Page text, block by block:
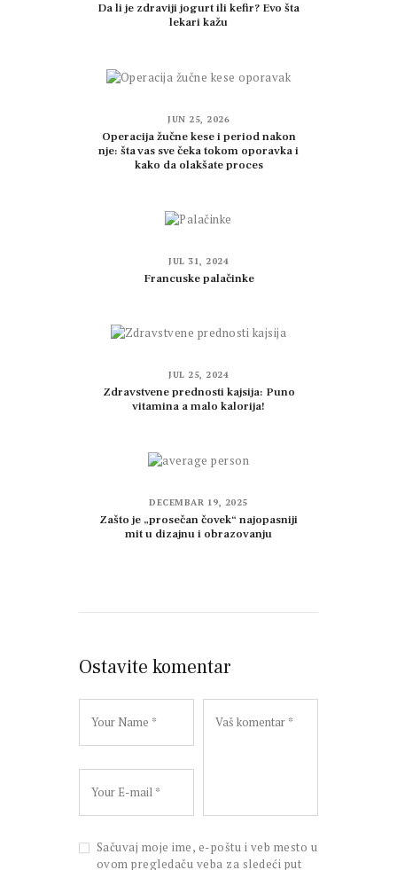
Da li je zdraviji jogurt ili kefir? Evo šta
lekari kažu
JUN 25, 2026
Operacija žučne kese i period nakon
nje: šta vas sve čeka tokom oporavka i
kako da olakšate proces
JUL 31, 2024
Francuske palačinke
JUL 25, 2024
Zdravstvene prednosti kajsija: Puno
vitamina a malo kalorija!
DECEMBAR 19, 2025
Zašto je „prosečan čovek“ najopasniji
mit u dizajnu i obrazovanju
Ostavite komentar
Sačuvaj moje ime, e-poštu i veb mesto u
ovom pregledaču veba za sledeći put